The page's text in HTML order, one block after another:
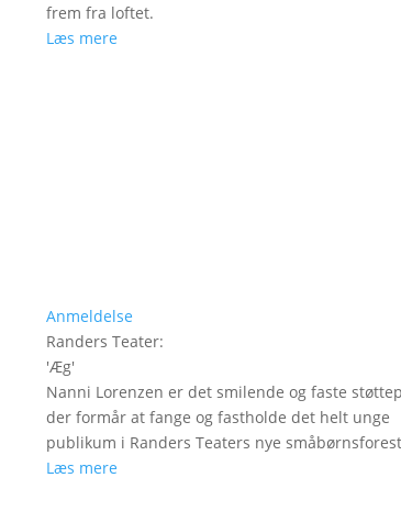
frem fra loftet.
Læs mere
Anmeldelse
Randers Teater:
'Æg'
Nanni Lorenzen er det smilende og faste
der formår at fange og fastholde det helt unge
publikum i Randers Teaters nye
Læs mere